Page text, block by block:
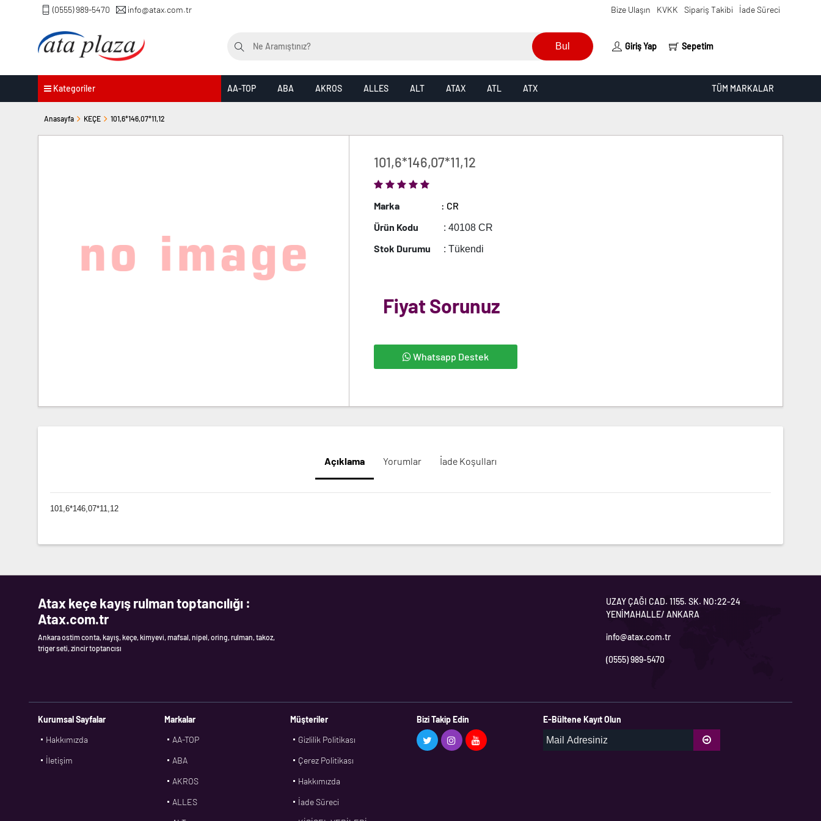
(0555) 989-5470 info@atax.com.tr Bize Ulaşın KVKK Sipariş Takibi İade Süreci
Bul Giriş Yap Sepetim
Kategoriler AA-TOP ABA AKROS ALLES ALT ATAX ATL ATX TÜM MARKALAR
Anasayfa KEÇE 101,6*146,07*11,12
101,6*146,07*11,12
Marka
: CR
Ürün Kodu
: 40108 CR
Stok Durumu : Tükendi
Fiyat Sorunuz
Whatsapp Destek
Açıklama Yorumlar İade Koşulları
101,6*146,07*11,12
Atax keçe kayış rulman toptancılığı :
Atax.com.tr
Ankara ostim conta, kayış, keçe, kimyevi, mafsal, nipel, oring, rulman, takoz,
triger seti, zincir toptancısı
UZAY ÇAĞI CAD. 1155. SK. NO:22-24
YENİMAHALLE/ ANKARA
info@atax.com.tr
(0555) 989-5470
Kurumsal Sayfalar
Hakkımızda
İletişim
Markalar
AA-TOP
ABA
AKROS
ALLES
Müşteriler
Gizlilik Politikası
Çerez Politikası
Hakkımızda
İade Süreci
Bizi Takip Edin E-Bültene Kayıt Olun